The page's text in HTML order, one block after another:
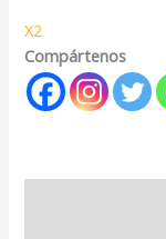
X2
Compártenos